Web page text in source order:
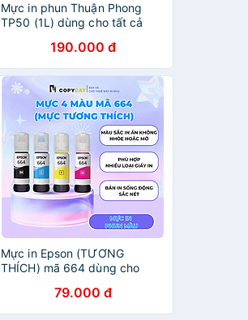
Mực in phun Thuận Phong
TP50 (1L) dùng cho tất cả
HP, Canon190.000 đ
Mực in Epson (TƯƠNG
THÍCH) mã 664 dùng cho
L300, L350,,.(MUA COMBO
TẶNG 1 CHAI)
79.000 đ